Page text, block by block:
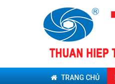
TRANG CHỦ